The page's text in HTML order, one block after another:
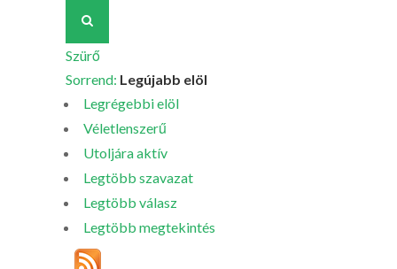
Szürő
Sorrend: Legújabb elöl
Legrégebbi elöl
Véletlenszerű
Utoljára aktív
Legtöbb szavazat
Legtöbb válasz
Legtöbb megtekintés